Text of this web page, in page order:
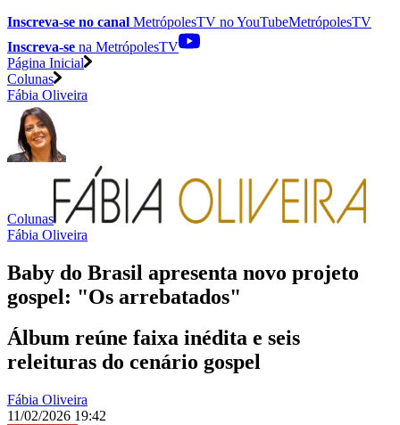
Inscreva-se no canal MetrópolesTV noYouTubeMetrópolesTV
Inscreva-se na MetrópolesTV
Página Inicial
Colunas
Fábia Oliveira
Colunas
Fábia Oliveira
Baby do Brasil apresenta novo projeto
gospel: "Os arrebatados"
Álbum reúne faixa inédita e seis
releituras do cenário gospel
Fábia Oliveira
11/02/2026 19:42